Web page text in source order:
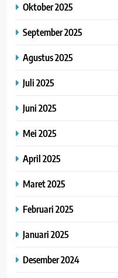
Oktober 2025
September 2025
Agustus 2025
Juli 2025
Juni 2025
Mei 2025
April 2025
Maret 2025
Februari 2025
Januari 2025
Desember 2024